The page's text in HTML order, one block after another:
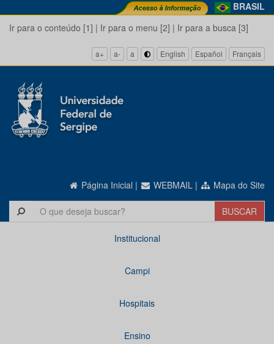
BRASIL
Ir para o conteúdo [1] | Ir para o menu [2] | Ir para a busca [3]
a+ a- a English Español Français
Página Inicial | WEBMAIL | Mapa do Site
Institucional
Campi
Hospitais
Ensino